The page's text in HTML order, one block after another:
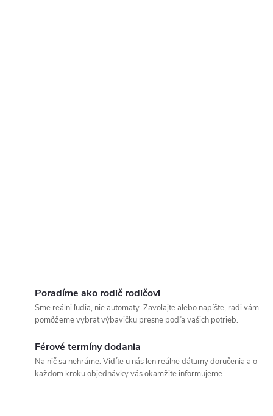
Poradíme ako rodič rodičovi
Sme reálni ľudia, nie automaty. Zavolajte alebo napíšte, radi vám
pomôžeme vybrať výbavičku presne podľa vašich potrieb.
Férové termíny dodania
Na nič sa nehráme. Vidíte u nás len reálne dátumy doručenia a o
každom kroku objednávky vás okamžite informujeme.